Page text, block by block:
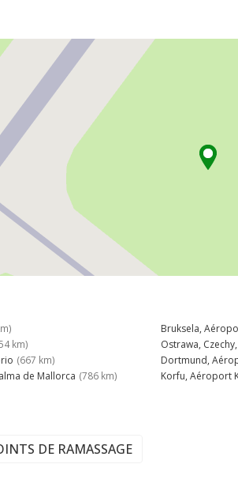
km)
(667 km)
de Mallorca (786 km)
Bruksela,
Ostrawa,
Dortmund,
Korfu, Aéroport
DE RAMASSAGE